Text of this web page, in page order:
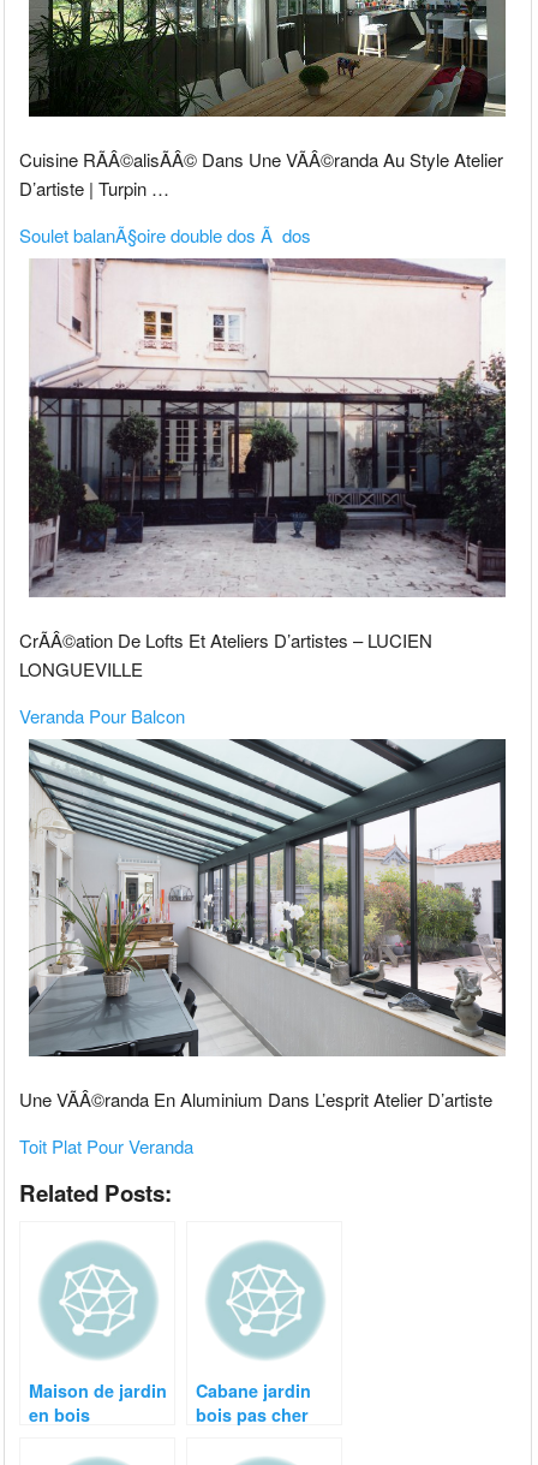
Cuisine RÃÂ©alisÃÂ© Dans Une VÃÂ©randa Au Style Atelier
D’artiste | Turpin …
Soulet balanÃ§oire double dos Ã dos
CrÃÂ©ation De Lofts Et Ateliers D’artistes – LUCIEN
LONGUEVILLE
Veranda Pour Balcon
Une VÃÂ©randa En Aluminium Dans L’esprit Atelier D’artiste
Toit Plat Pour Veranda
Related Posts:
Maison de jardin
en bois
Cabane jardin
bois pas cher